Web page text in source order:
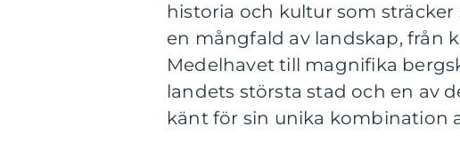
historia och kultur som
en mångfald av landskap, från
Medelhavet till magnifika
landets största stad och en av
känt för sin unika kombination